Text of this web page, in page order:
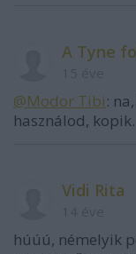
A Tyne
@Modor Tibi:
használod, kopik.
Vidi Rita
húúú, némelyik